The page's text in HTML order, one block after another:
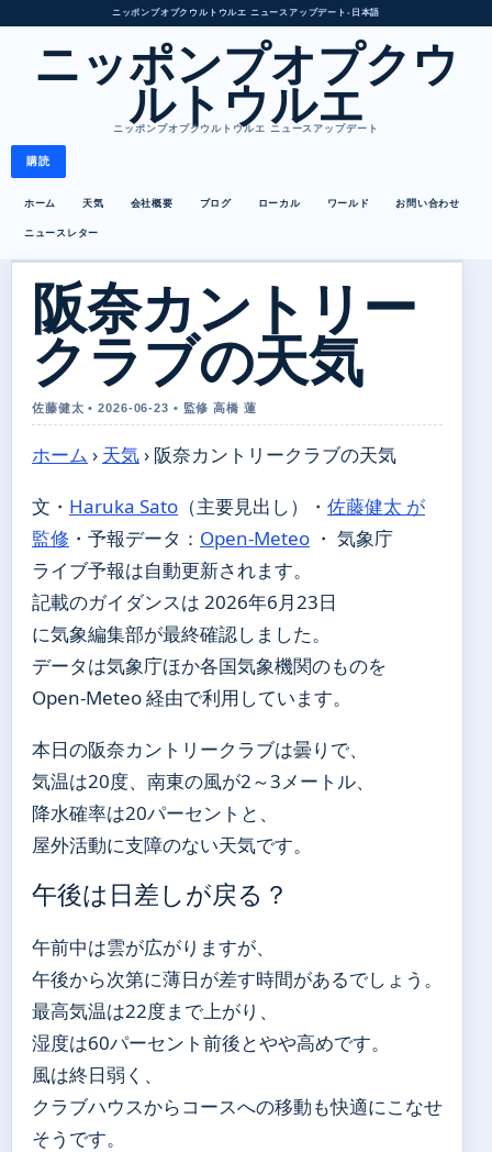
ニッポンプオプクウルトウルエ ニュースアップデート • 日本語
ニッポンプオプクウ
ルトウルエ
ニッポンプオプクウルトウルエ ニュースアップデート
購読
ホーム 天気 会社概要 ブログ ローカル ワールド お問い合わせ
ニュースレター
阪奈カントリー
クラブの天気
佐藤健太 • 2026-06-23 • 監修 高橋 蓮
ホーム › 天気› 阪奈カントリークラブの天気
文・ Haruka Sato （主要見出し） ・ 佐藤健太 が
監修 ・ 予報データ： Open-Meteo ・ 気象庁
ライブ予報は自動更新されます。
記載のガイダンスは 2026年6月23日
に気象編集部が最終確認しました。
データは気象庁ほか各国気象機関のものを
Open-Meteo 経由で利用しています。
本日の阪奈カントリークラブは曇りで、
気温は20度、南東の風が2～3メートル、
降水確率は20パーセントと、
屋外活動に支障のない天気です。
午後は日差しが戻る？
午前中は雲が広がりますが、
午後から次第に薄日が差す時間があるでしょう。
最高気温は22度まで上がり、
湿度は60パーセント前後とやや高めです。
風は終日弱く、
クラブハウスからコースへの移動も快適にこなせ
そうです。